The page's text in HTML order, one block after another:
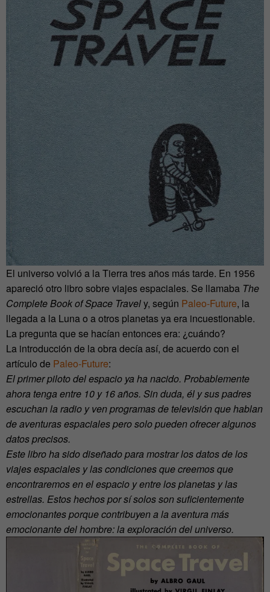
El universo volvió a la Tierra tres años más tarde. En 1956
apareció otro libro sobre viajes espaciales. Se llamaba The
Complete Book of Space Travely, según Paleo-Future, la
llegada a la Luna o a otros planetas ya era incuestionable.
La pregunta que se hacían entonces era: ¿cuándo?
La introducción de la obra decía así, de acuerdo con el
artículo de Paleo-Future:
El primer piloto del espacio ya ha nacido. Probablemente
ahora tenga entre 10 y 16 años. Sin duda, él y sus padres
escuchan la radio y ven programas de televisión que hablan
de aventuras espaciales pero solo pueden ofrecer algunos
datos precisos.
Este libro ha sido diseñado para mostrar los datos de los
viajes espaciales y las condiciones que creemos que
encontraremos en el espacio y entre los planetas y las
estrellas. Estos hechos por sí solos son suficientemente
emocionantes porque contribuyen a la aventura más
emocionante del hombre: la exploración del universo.